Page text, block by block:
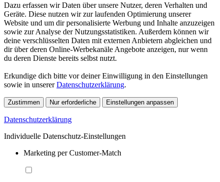
Dazu erfassen wir Daten über unsere Nutzer, deren Verhalten und
Geräte. Diese nutzen wir zur laufenden Optimierung unserer
Website und um dir personalisierte Werbung und Inhalte anzuzeigen
sowie zur Analyse der Nutzungsstatistiken. Außerdem können wir
deine verschlüsselten Daten mit externen Anbietern abgleichen und
dir über deren Online-Werbekanäle Angebote anzeigen, nur wenn
du deren Dienste bereits selbst nutzt.
Erkundige dich bitte vor deiner Einwilligung in den Einstellungen
sowie in unsererDatenschutzerklärung.
Zustimmen Nur erforderliche Einstellungen anpassen
Datenschutzerklärung
Individuelle Datenschutz-Einstellungen
Marketing per Customer-Match